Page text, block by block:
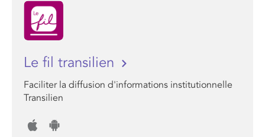
Le fil transilien
Faciliter la diffusion d'informations institutionnelle
Transilien